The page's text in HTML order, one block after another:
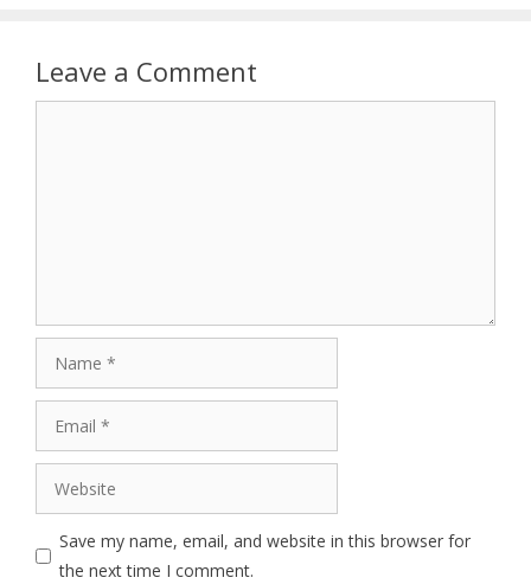
Leave a Comment
Website
Save my name, email, and website in this browser for
the next time I comment.